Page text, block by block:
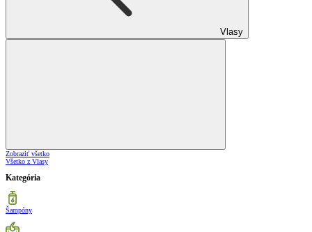
Vlasy
Zobraziť všetko
Všetko z Vlasy
Kategória
Šampóny